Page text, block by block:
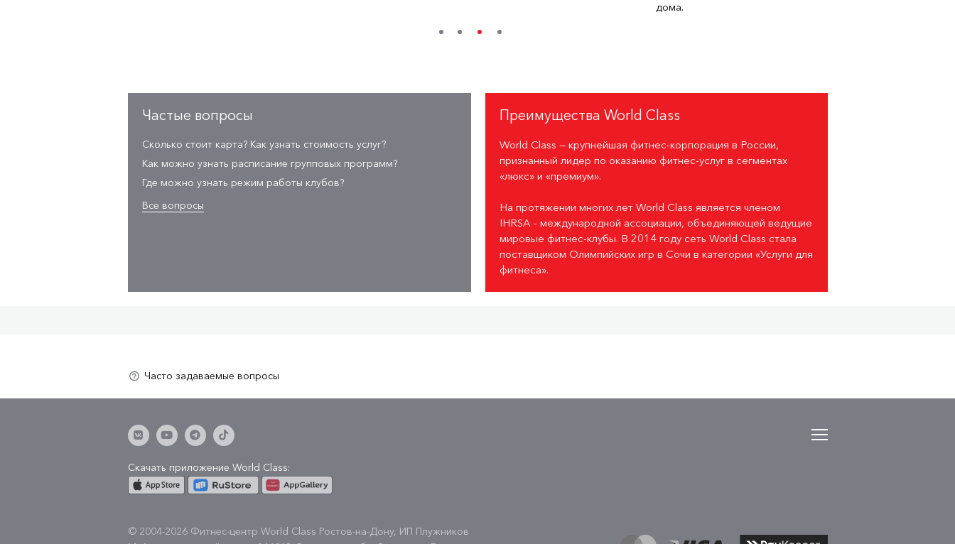
дома.
Частые вопросы
Сколько стоит карта? Как узнать стоимость услуг?
Как можно узнать расписание групповых программ?
Где можно узнать режим работы клубов?
Все вопросы
Преимущества World Class
World Class — крупнейшая фитнес-корпорация в России,
признанный лидер по оказанию фитнес-услуг в сегментах
«люкс» и «премиум».
На протяжении многих лет World Class является членом
IHRSA - международной ассоциации, объединяющей ведущие
мировые фитнес-клубы. В 2014 году сеть World Class стала
поставщиком Олимпийских игр в Сочи в категории «Услуги для
фитнеса».
Скачать приложение World Class:
© 2004-2026 Фитнес-центр World Class Ростов-на-Дону, ИП Плужников